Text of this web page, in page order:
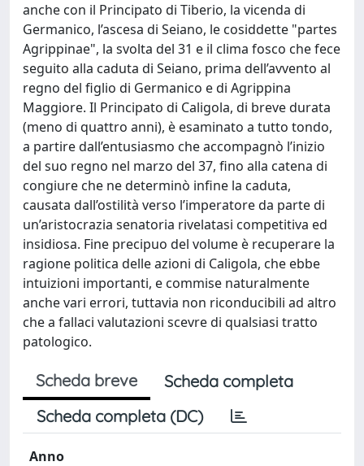
anche con il Principato di Tiberio, la vicenda di
Germanico, l’ascesa di Seiano, le cosiddette "partes
Agrippinae", la svolta del 31 e il clima fosco che fece
seguito alla caduta di Seiano, prima dell’avvento al
regno del figlio di Germanico e di Agrippina
Maggiore. Il Principato di Caligola, di breve durata
(meno di quattro anni), è esaminato a tutto tondo,
a partire dall’entusiasmo che accompagnò l’inizio
del suo regno nel marzo del 37, fino alla catena di
congiure che ne determinò infine la caduta,
causata dall’ostilità verso l’imperatore da parte di
un’aristocrazia senatoria rivelatasi competitiva ed
insidiosa. Fine precipuo del volume è recuperare la
ragione politica delle azioni di Caligola, che ebbe
intuizioni importanti, e commise naturalmente
anche vari errori, tuttavia non riconducibili ad altro
che a fallaci valutazioni scevre di qualsiasi tratto
patologico.
Scheda breve
Scheda completa
Scheda completa (DC)
Anno